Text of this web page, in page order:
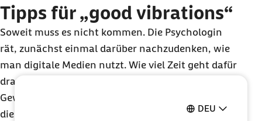
DEU
Tipps für „good vibrations“
Soweit muss es nicht kommen. Die Psychologin
rät, zunächst einmal darüber nachzudenken, wie
man digitale Medien nutzt. Wie viel Zeit geht dafür
drauf, vor allem im privaten Bereich? Und welcher
Gewinn wird daraus gezogen? Sind die Emotionen,
die Erfahrungen und das Wissen, das man aus